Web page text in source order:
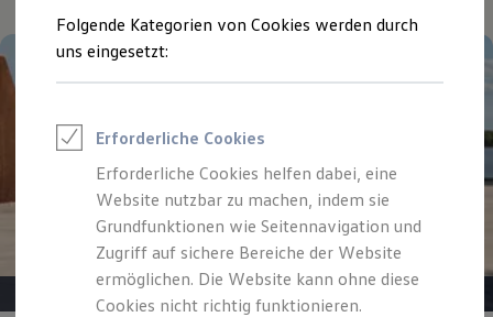
Saisonangebote
Reifenpakete
Leasing
Leasing-Angebote
Elektroauto Leasing
Kleinwagen-Leasing
Leasing ohne Anzahlung
Finanzierung
Autokredit mit Schlussrate
Versicherungen und Garantien
Kfz-Versicherung
Restschuldversicherungen
Garantien
Folgende Kategorien von Cookies werden durch
uns eingesetzt:
Erforderliche Cookies
Erforderliche Cookies helfen dabei, eine
Website nutzbar zu machen, indem sie
Grundfunktionen wie Seitennavigation und
Zugriff auf sichere Bereiche der Website
ermöglichen. Die Website kann ohne diese
Cookies nicht richtig funktionieren.